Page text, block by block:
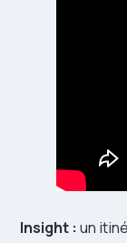
Insight : un